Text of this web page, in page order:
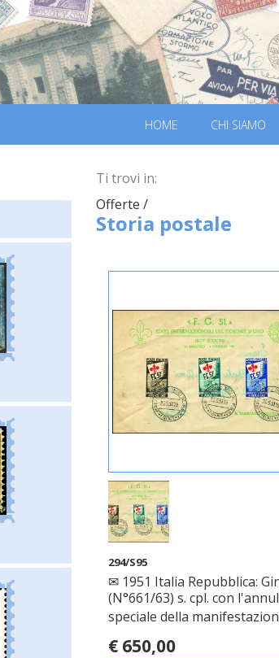
HOME CHI SIAMO
Ti trovi in:
Offerte /
Storia postale
294/S95
✉ 1951 Italia Repubblica:
(N°661/63) s. cpl. con
speciale della
€ 650,00